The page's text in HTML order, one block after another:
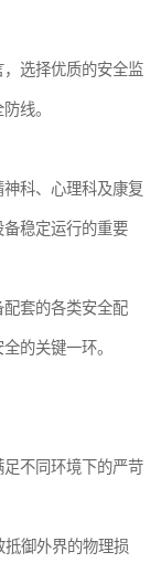
选择优质的安全监
线。
科、心理科及康复
稳定运行的重要
套的各类安全配
的关键一环。
不同环境下的严苛
御外界的物理损